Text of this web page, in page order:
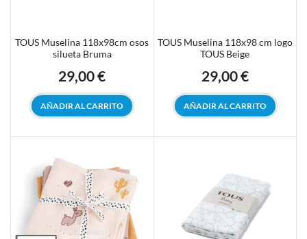
TOUS Muselina 118x98cm osos
silueta Bruma
Precio
29,00 €
AÑADIR AL CARRITO
TOUS Muselina 118x98 cm logo
TOUS Beige
Precio
29,00 €
AÑADIR AL CARRITO